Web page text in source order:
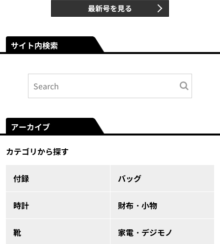
最新号を見る
サイト内検索
アーカイブ
カテゴリから探す
付録 バッグ
時計 財布・小物
靴 家電・デジモノ